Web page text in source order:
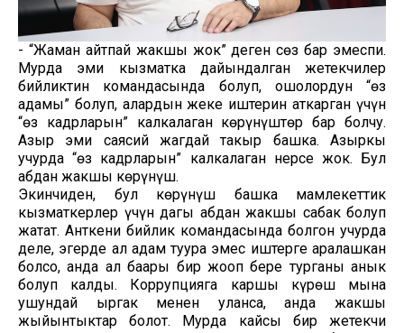
- “Жаман айтпай жакшы жок” деген сөз бар эмеспи.
Мурда эми кызматка дайындалган жетекчилер
бийликтин командасында болуп, ошолордун “өз
адамы” болуп, алардын жеке иштерин аткарган үчүн
“өз кадрларын” калкалаган көрүнүштөр бар болчу.
Азыр эми саясий жагдай такыр башка. Азыркы
учурда “өз кадрларын” калкалаган нерсе жок. Бул
абдан жакшы көрүнүш.
Экинчиден, бул көрүнүш башка мамлекеттик
кызматкерлер үчүн дагы абдан жакшы сабак болуп
жатат. Анткени бийлик командасында болгон учурда
деле, эгерде ал адам туура эмес иштерге аралашкан
болсо, анда ал баары бир жооп бере турганы анык
болуп калды. Коррупцияга каршы күрөш мына
ушундай ыргак менен уланса, анда жакшы
жыйынтыктар болот. Мурда кайсы бир жетекчи